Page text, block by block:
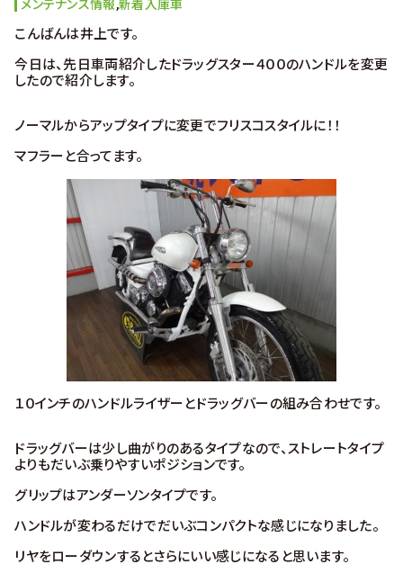
メンテナンス情報,新着入庫車
こんばんは井上です。
今日は、先日車両紹介したドラッグスター４００のハンドルを変更
したので紹介します。
ノーマルからアップタイプに変更でフリスコスタイルに！！
マフラーと合ってます。
１０インチのハンドルライザーとドラッグバーの組み合わせです。
ドラッグバーは少し曲がりのあるタイプなので、ストレートタイプ
よりもだいぶ乗りやすいポジションです。
グリップはアンダーソンタイプです。
ハンドルが変わるだけでだいぶコンパクトな感じになりました。
リヤをローダウンするとさらにいい感じになると思います。